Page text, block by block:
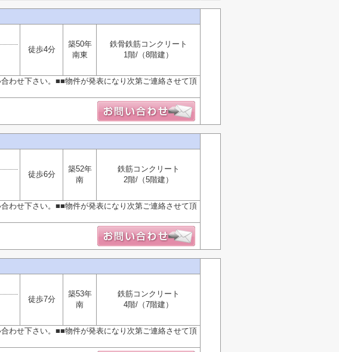
徒歩4分
築50年
南東
鉄骨鉄筋コンクリート
1階/（8階建）
わせ下さい。■■物件が発表になり次第ご連絡させて頂
徒歩6分
築52年
南
鉄筋コンクリート
2階/（5階建）
わせ下さい。■■物件が発表になり次第ご連絡させて頂
徒歩7分
築53年
南
鉄筋コンクリート
4階/（7階建）
わせ下さい。■■物件が発表になり次第ご連絡させて頂